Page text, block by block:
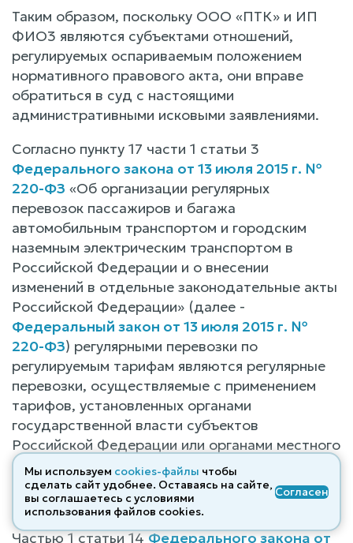
Таким образом, поскольку ООО «ПТК» и ИП
ФИО3 являются субъектами отношений,
регулируемых оспариваемым положением
нормативного правового акта, они вправе
обратиться в суд с настоящими
административными исковыми заявлениями.
Согласно пункту 17 части 1 статьи 3
Федерального закона от 13 июля 2015 г. №
220-ФЗ «Об организации регулярных
перевозок пассажиров и багажа
автомобильным транспортом и городским
наземным электрическим транспортом в
Российской Федерации и о внесении
изменений в отдельные законодательные акты
Российской Федерации» (далее -
Федеральный закон от 13 июля 2015 г. №
220-ФЗ) регулярными перевозки по
регулируемым тарифам являются регулярные
перевозки, осуществляемые с применением
тарифов, установленных органами
государственной власти субъектов
Российской Федерации или органами местного
самоуправления, и предоставлением всех
льгот на проезд, утвержденных в
установленном порядке.
Частью 1 статьи 14Федерального закона от
Мы используем cookies-файлы чтобы
сделать сайт удобнее. Оставаясь на сайте,
вы соглашаетесь с условиями
использования файлов cооkies.
Согласен